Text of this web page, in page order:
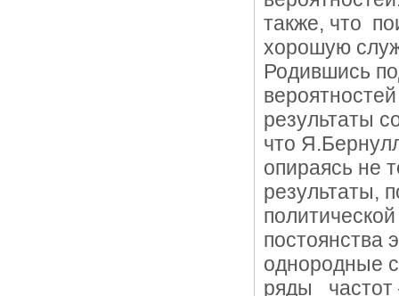
также, что
хорошую
Родившись
результаты
что
опираясь не
результаты,
постоянства
однородные
ряды частот